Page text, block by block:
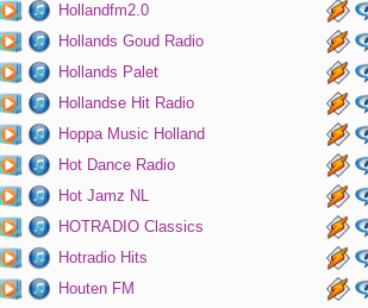
Hollandfm2.0
Hollands Goud Radio
Hollands Palet
Hollandse Hit Radio
Hoppa Music Holland
Hot Dance Radio
Hot Jamz NL
HOTRADIO Classics
Hotradio Hits
Houten FM